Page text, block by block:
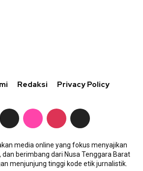
Redaksi Privacy Policy
media online yang fokus menyajikan
berimbang dari Nusa Tenggara Barat
menjunjung tinggi kode etik jurnalistik.